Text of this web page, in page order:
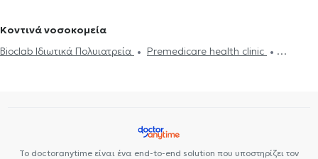
Πετρούπολη
Διαιτολόγοι - Διατροφολόγοι στο Νέο Ψυχικό
Διαιτολόγοι - Διατροφολόγοι στην Κυψέλη
Διαιτολόγοι -
Νεφρική ανεπάρκεια
Κοντινά νοσοκομεία
Bioclab Ιδιωτικά Πολυιατρεία
Premedicare health clinic
Το doctoranytime είναι ένα end-to-end solution που υποστηρίζει τον